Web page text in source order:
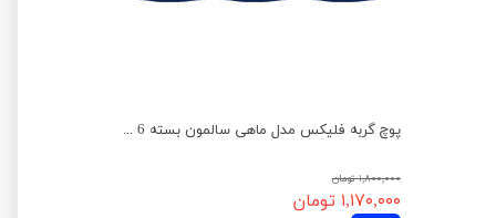
پوچ گربه فلیکس مدل ماهی سالمون بسته 6 عددی
۱,۸۰۰,۰۰۰ تومان
۱,۱۷۰,۰۰۰ تومان